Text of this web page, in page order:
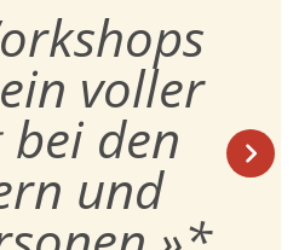
voller
den
und
Next